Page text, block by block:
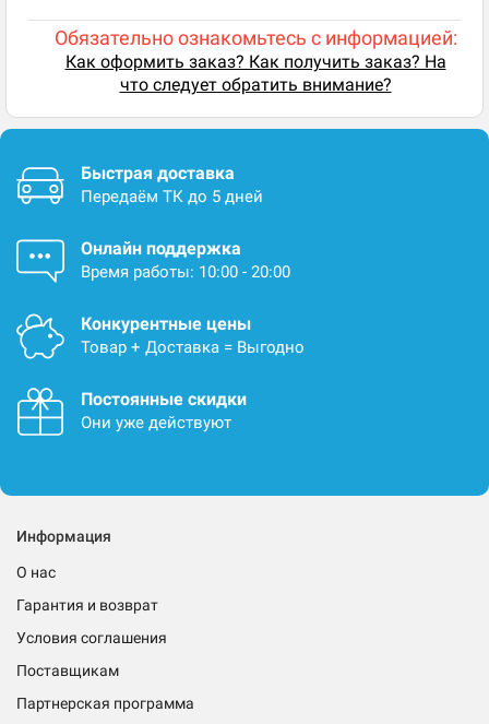
Обязательно ознакомьтесь с информацией:
Как оформить заказ? Как получить заказ? На
что следует обратить внимание?
Быстрая доставка
Передаём ТК до 5 дней
Онлайн поддержка
Время работы: 10:00 - 20:00
Конкурентные цены
Товар + Доставка = Выгодно
Постоянные скидки
Они уже действуют
Информация
О нас
Гарантия и возврат
Условия соглашения
Поставщикам
Партнерская программа